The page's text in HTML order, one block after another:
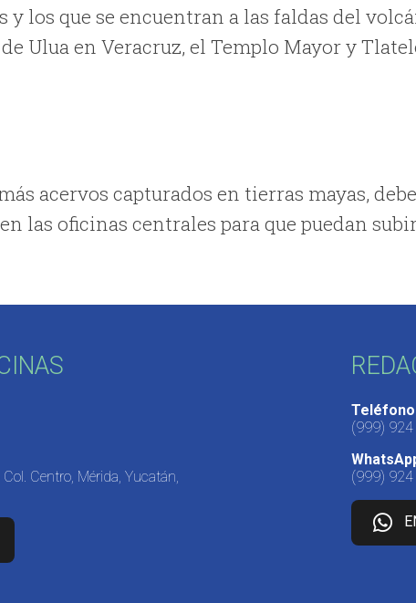
y los que se encuentran a las faldas del
Ulua en Veracruz, el Templo Mayor y
acervos capturados en tierras mayas,
las oficinas centrales para que puedan
Centro, Mérida, Yucatán,
Teléfono
(999)
(999)